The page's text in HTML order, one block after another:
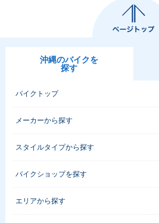
沖縄のバイクを
探す
バイクトップ
メーカーから探す
スタイルタイプから探す
バイクショップを探す
エリアから探す